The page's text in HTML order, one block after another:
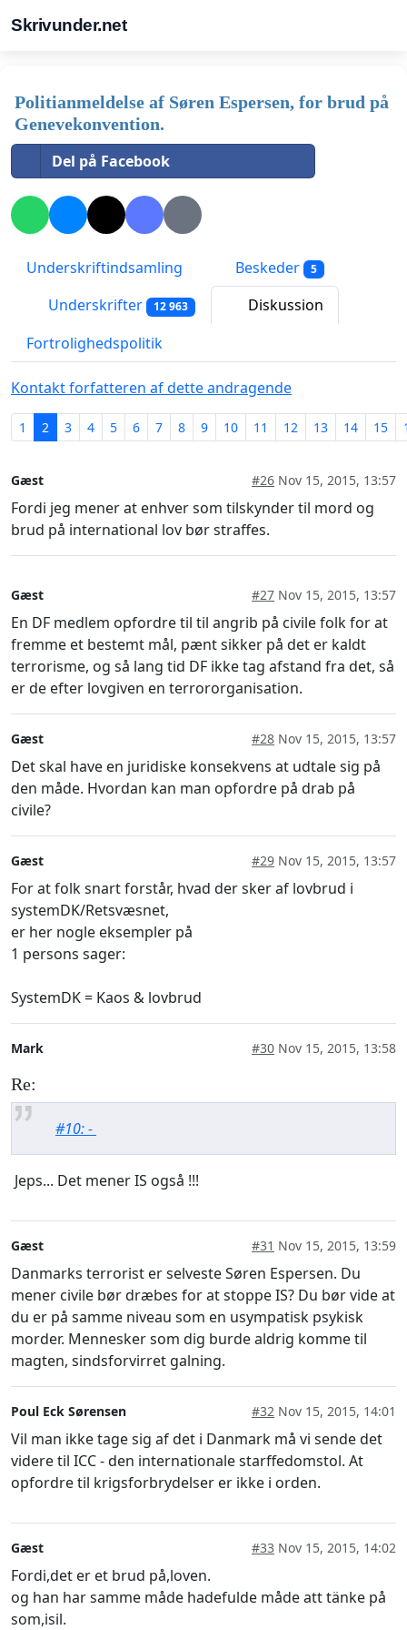
Skrivunder.net
Politianmeldelse af Søren Espersen, for brud på
Genevekonvention.
Del på Facebook
Underskriftindsamling Beskeder 5
Underskrifter 12 963
Diskussion
Fortrolighedspolitik
Kontakt forfatteren af dette andragende
1 2 3 4 5 6 7 8 9 10 11 12 13 14 15
Gæst #26 Nov 15, 2015, 13:57
Fordi jeg mener at enhver som tilskynder til mord og
brud på international lov bør straffes.
Gæst #27 Nov 15, 2015, 13:57
En DF medlem opfordre til til angrib på civile folk for at
fremme et bestemt mål, pænt sikker på det er kaldt
terrorisme, og så lang tid DF ikke tag afstand fra det, så
er de efter lovgiven en terrororganisation.
Gæst #28 Nov 15, 2015, 13:57
Det skal have en juridiske konsekvens at udtale sig på
den måde. Hvordan kan man opfordre på drab på
civile?
Gæst #29 Nov 15, 2015, 13:57
For at folk snart forstår, hvad der sker af lovbrud i
systemDK/Retsvæsnet,
er her nogle eksempler på
1 persons sager:
SystemDK = Kaos & lovbrud
Mark #30 Nov 15, 2015, 13:58
Re:
#10: -
Jeps... Det mener IS også !!!
Gæst #31 Nov 15, 2015, 13:59
Danmarks terrorist er selveste Søren Espersen. Du
mener civile bør dræbes for at stoppe IS? Du bør vide at
du er på samme niveau som en usympatisk psykisk
morder. Mennesker som dig burde aldrig komme til
magten, sindsforvirret galning.
Poul Eck Sørensen #32 Nov 15, 2015, 14:01
Vil man ikke tage sig af det i Danmark må vi sende det
videre til ICC - den internationale starffedomstol. At
opfordre til krigsforbrydelser er ikke i orden.
Gæst #33 Nov 15, 2015, 14:02
Fordi,det er et brud på,loven.
og han har samme måde hadefulde måde att tänke på
som,isil.